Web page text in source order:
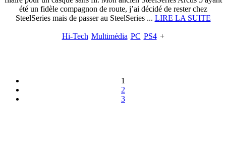
été un fidèle compagnon de route, j’ai décidé de rester chez
SteelSeries mais de passer au SteelSeries ... LIRE LA SUITE
Hi-Tech Multimédia PC PS4 +
1
2
3